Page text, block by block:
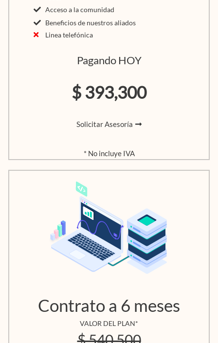
Acceso a la comunidad
Beneficios de nuestros aliados
Linea telefónica
Pagando HOY
$ 393,300
Solicitar Asesoría
* No incluye IVA
Contrato a 6 meses
VALOR DEL PLAN*